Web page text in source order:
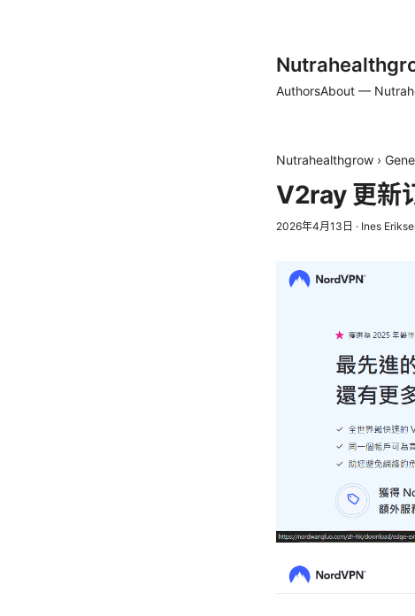
AuthorsAbout —
Nutrahealthgrow ›
V2ray 更新
2026年4月13日 · Ines